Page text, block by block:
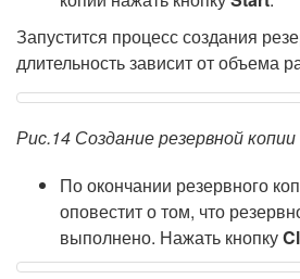
Запустится процесс создания
длительность зависит от объема
Рис.14 Создание резервной копии
По окончании резервного
оповестит о том, что
выполнено. Нажать кнопку